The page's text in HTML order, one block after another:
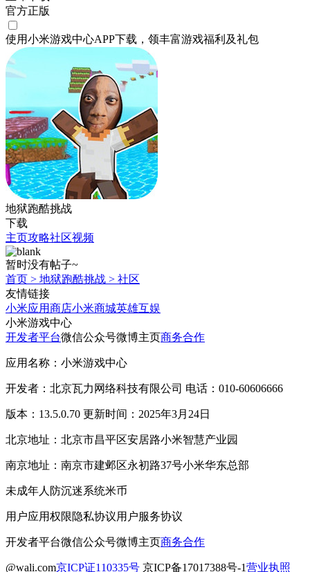
官方正版
使用小米游戏中心APP下载 ，领丰富游戏福利 及礼包
地狱跑酷挑战
下载
主页攻略社区视频
暂时没有帖子~
首页 > 地狱跑酷挑战 > 社区
友情链接
小米应用商店小米商城英雄互娱
小米游戏中心
开发者平台微信公众号微博主页商务合作
应用名称：小米游戏中心
开发者：北京瓦力网络科技有限公司 电话：010-60606666
版本：13.5.0.70 更新时间：2025年3月24日
北京地址：北京市昌平区安居路小米智慧产业园
南京地址：南京市建邺区永初路37号小米华东总部
未成年人防沉迷系统米币
用户应用权限隐私协议用户服务协议
开发者平台微信公众号微博主页商务合作
@wali.com京ICP证110335号 京ICP备17017388号-1营业执照